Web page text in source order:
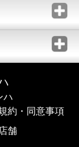
ハ
約・同意事項
店舗